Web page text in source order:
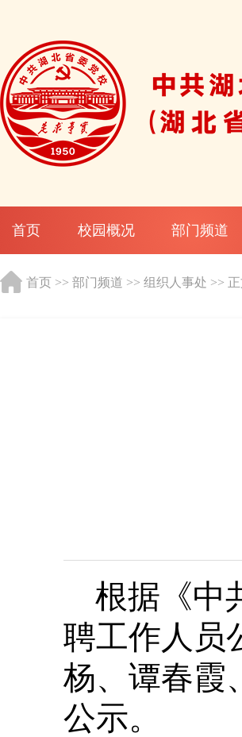
首页 校园概况 部门频道
首页 >> 部门频道 >> 组织人事处 >>
根据《中
聘工作人员
杨、谭春霞
公示。